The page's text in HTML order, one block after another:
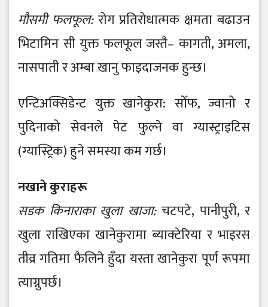
मौसमी फलफूल:रोग प्रतिरोधात्मक क्षमता बढाउन
भिटामिन सी युक्त फलफूल जस्तै– कागती, अमला,
नासपाती र अम्बा खानु फाइदाजनक हुन्छ।
एन्टिअक्सिडेन्ट युक्त खानेकुरा: सोँफ, ज्वानो र
पुदिनाको सेवनले पेट फुल्ने वा ग्यास्ट्राइटिस
(ग्यास्ट्रिक) हुने समस्या कम गर्छ।
नखाने कुराहरू
सडक किनाराका खुला खाजा:चटपटे, पानीपुरी, र
खुला राखिएका खानेकुरामा ब्याक्टेरिया र भाइरस
तीव्र गतिमा फैलिने हुँदा यस्ता खानेकुरा पूर्ण रूपमा
त्याग्नुपर्छ।